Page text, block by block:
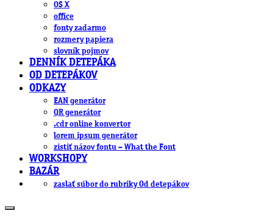
OS X
office
fonty zadarmo
rozmery papiera
slovník pojmov
DENNÍK DETEPÁKA
OD DETEPÁKOV
ODKAZY
EAN generátor
QR generátor
.cdr online konvertor
lorem ipsum generátor
zistiť názov fontu – What the Font
WORKSHOPY
BAZÁR
zaslať súbor do rubriky Od detepákov